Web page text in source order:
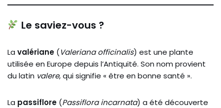
Le saviez-vous ?
La valériane (Valeriana officinalis) est une plante
utilisée en Europe depuis l’Antiquité. Son nom provient
du latin valere, qui signifie « être en bonne santé ».
La passiflore (Passiflora incarnata) a été découverte